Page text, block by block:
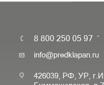
8 800 250 05 97
info@predklapan.ru
426039, РФ, УР,